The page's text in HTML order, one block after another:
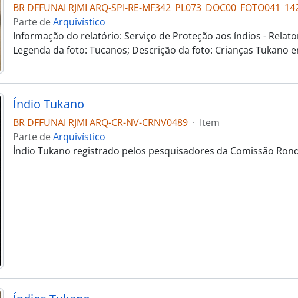
BR DFFUNAI RJMI ARQ-SPI-RE-
Parte deArquivístico
Informação do relatório: Serviço de Proteção aos índios -
Legenda da foto: Tucanos; Descrição da foto: Crianças Tukano
Índio Tukano
BR DFFUNAI RJMI ARQ-CR-NV-CRNV0489 · Item
Parte deArquivístico
Índio Tukano registrado pelos pesquisadores da Comissão